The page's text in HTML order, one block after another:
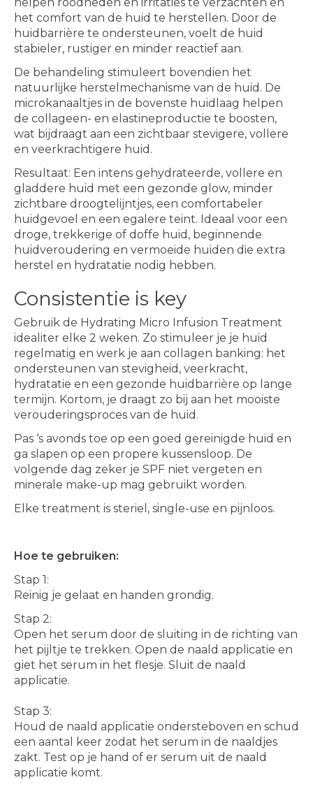
het comfort van de huid te herstellen. Door de
huidbarrière te ondersteunen, voelt de huid
stabieler, rustiger en minder reactief aan.
De behandeling stimuleert bovendien het
natuurlijke herstelmechanisme van de huid. De
microkanaaltjes in de bovenste huidlaag helpen
de collageen- en elastineproductie te boosten,
wat bijdraagt aan een zichtbaar stevigere, vollere
en veerkrachtigere huid.
Resultaat: Een intens gehydrateerde, vollere en
gladdere huid met een gezonde glow, minder
zichtbare droogtelijntjes, een comfortabeler
huidgevoel en een egalere teint. Ideaal voor een
droge, trekkerige of doffe huid, beginnende
huidveroudering en vermoeide huiden die extra
herstel en hydratatie nodig hebben.
Consistentie is key
Gebruik de Hydrating Micro Infusion Treatment
idealiter elke 2 weken. Zo stimuleer je je huid
regelmatig en werk je aan collagen banking: het
ondersteunen van stevigheid, veerkracht,
hydratatie en een gezonde huidbarrière op lange
termijn. Kortom, je draagt zo bij aan het mooiste
verouderingsproces van de huid.
Pas ‘s avonds toe op een goed gereinigde huid en
ga slapen op een propere kussensloop. De
volgende dag zeker je SPF niet vergeten en
minerale make-up mag gebruikt worden.
Elke treatment is steriel, single-use en pijnloos.
Hoe te gebruiken:
Stap 1:
Reinig je gelaat en handen grondig.
Stap 2:
Open het serum door de sluiting in de richting van
het pijltje te trekken. Open de naald applicatie en
giet het serum in het flesje. Sluit de naald
applicatie.
Stap 3:
Houd de naald applicatie ondersteboven en schud
een aantal keer zodat het serum in de naaldjes
zakt. Test op je hand of er serum uit de naald
applicatie komt.